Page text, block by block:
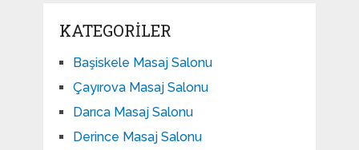
KATEGORILER
Başiskele Masaj Salonu
Çayırova Masaj Salonu
Darıca Masaj Salonu
Derince Masaj Salonu